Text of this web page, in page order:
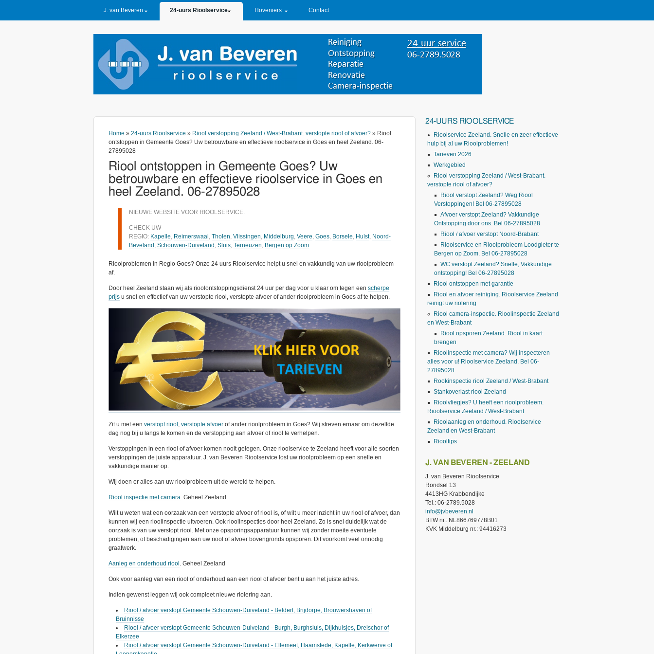
J. van Beveren 24-uurs Rioolservice Hoveniers Contact
Home » 24-uurs Rioolservice » Riool verstopping Zeeland / West-Brabant. verstopte riool of afvoer? » Riool
ontstoppen in Gemeente Goes? Uw betrouwbare en effectieve rioolservice in Goes en heel Zeeland. 06-
27895028
Riool ontstoppen in Gemeente Goes? Uw
betrouwbare en effectieve rioolservice in Goes en
heel Zeeland. 06-27895028
NIEUWE WEBSITE VOOR RIOOLSERVICE.
CHECK UW
REGIO: Kapelle, Reimerswaal , Tholen, Vlissingen, Middelburg, Veere, Goes, Borsele, Hulst, Noord-
Beveland , Schouwen-Duiveland , Sluis, Terneuzen, Bergen op Zoom
Rioolproblemen in Regio Goes? Onze 24 uurs Rioolservice helpt u snel en vakkundig van uw rioolprobleem
af.
Door heel Zeeland staan wij als rioolontstoppingsdienst 24 uur per dag voor u klaar om tegen een scherpe
prijs u snel en effectief van uw verstopte riool, verstopte afvoer of ander rioolprobleem in Goes af te helpen.
Zit u met een verstopt riool , verstopte afvoer of ander rioolprobleem in Goes? Wij streven ernaar om dezelfde
dag nog bij u langs te komen en de verstopping aan afvoer of riool te verhelpen.
Verstoppingen in een riool of afvoer komen nooit gelegen. Onze rioolservice te Zeeland heeft voor alle soorten
verstoppingen de juiste apparatuur. J. van Beveren Rioolservice lost uw rioolprobleem op een snelle en
vakkundige manier op.
Wij doen er alles aan uw rioolprobleem uit de wereld te helpen.
Riool inspectie met camera. Geheel Zeeland
Wilt u weten wat een oorzaak van een verstopte afvoer of riool is, of wilt u meer inzicht in uw riool of afvoer, dan
kunnen wij een rioolinspectie uitvoeren. Ook rioolinspecties door heel Zeeland. Zo is snel duidelijk wat de
oorzaak is van uw verstopt riool. Met onze opsporingsapparatuur kunnen wij zonder moeite eventuele
problemen, of beschadigingen aan uw riool of afvoer bovengronds opsporen. Dit voorkomt veel onnodig
graafwerk.
Aanleg en onderhoud riool . Geheel Zeeland
Ook voor aanleg van een riool of onderhoud aan een riool of afvoer bent u aan het juiste adres.
Indien gewenst leggen wij ook compleet nieuwe riolering aan.
Riool / afvoer verstopt Gemeente Schouwen-Duiveland - Beldert, Brijdorpe, Brouwershaven of
Bruinnisse
Riool / afvoer verstopt Gemeente Schouwen-Duiveland - Burgh, Burghsluis, Dijkhuisjes, Dreischor of
Elkerzee
Riool / afvoer verstopt Gemeente Schouwen-Duiveland - Ellemeet, Haamstede, Kapelle, Kerkwerve of
24-UURS RIOOLSERVICE
Rioolservice Zeeland. Snelle en zeer effectieve
hulp bij al uw Rioolproblemen!
Tarieven 2026
Werkgebied
Riool verstopping Zeeland / West-Brabant.
verstopte riool of afvoer?
Riool verstopt Zeeland? Weg Riool
Verstoppingen! Bel 06-27895028
Afvoer verstopt Zeeland? Vakkundige
Ontstopping door ons. Bel 06-27895028
Riool / afvoer verstopt Noord-Brabant
Rioolservice en Rioolprobleem Loodgieter te
Bergen op Zoom. Bel 06-27895028
WC verstopt Zeeland? Snelle, Vakkundige
ontstopping! Bel 06-27895028
Riool ontstoppen met garantie
Riool en afvoer reiniging. Rioolservice Zeeland
reinigt uw riolering
Riool camera-inspectie. Rioolinspectie Zeeland
en West-Brabant
Riool opsporen Zeeland. Riool in kaart
brengen
Rioolinspectie met camera? Wij inspecteren
alles voor u! Rioolservice Zeeland. Bel 06-
27895028
Rookinspectie riool Zeeland / West-Brabant
Stankoverlast riool Zeeland
Rioolvliegjes? U heeft een rioolprobleem.
Rioolservice Zeeland / West-Brabant
Rioolaanleg en onderhoud. Rioolservice
Zeeland en West-Brabant
Riooltips
J. VAN BEVEREN - ZEELAND
J. van Beveren Rioolservice
Rondsel 13
4413HG Krabbendijke
Tel.: 06-2789.5028
info@jvbeveren.nl
BTW nr.: NL866769778B01
KVK Middelburg nr.: 94416273